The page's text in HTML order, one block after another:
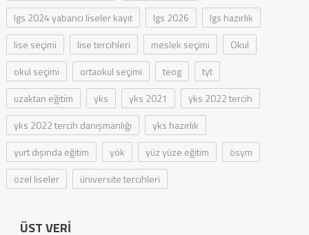
lgs 2024 yabancı liseler kayıt
lgs 2026
lgs hazırlık
lise seçimi
lise tercihleri meslek seçimi
Okul
okul seçimi
ortaokul seçimi teog
tyt
uzaktan eğitim
yks yks 2021
yks 2022 tercih
yks 2022 tercih danışmanlığı
yks hazırlık
yurt dışında eğitim
yök yüz yüze eğitim
ösym
özel liseler
üniversite tercihleri
ÜST VERI